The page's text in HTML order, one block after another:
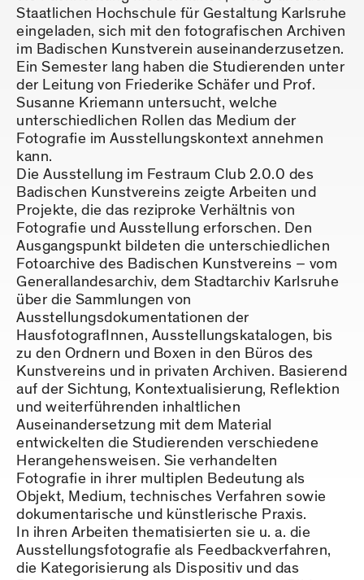
Staatlichen Hochschule für Gestaltung Karlsruhe
eingeladen, sich mit den fotografischen Archiven
im Badischen Kunstverein auseinanderzusetzen.
Ein Semester lang haben die Studierenden unter
der Leitung von Friederike Schäfer und Prof.
Susanne Kriemann untersucht, welche
unterschiedlichen Rollen das Medium der
Fotografie im Ausstellungskontext annehmen
kann.
Die Ausstellung im Festraum Club 2.0.0 des
Badischen Kunstvereins zeigte Arbeiten und
Projekte, die das reziproke Verhältnis von
Fotografie und Ausstellung erforschen. Den
Ausgangspunkt bildeten die unterschiedlichen
Fotoarchive des Badischen Kunstvereins – vom
Generallandesarchiv, dem Stadtarchiv Karlsruhe
über die Sammlungen von
Ausstellungsdokumentationen der
HausfotografInnen, Ausstellungskatalogen, bis
zu den Ordnern und Boxen in den Büros des
Kunstvereins und in privaten Archiven. Basierend
auf der Sichtung, Kontextualisierung, Reflektion
und weiterführenden inhaltlichen
Auseinandersetzung mit dem Material
entwickelten die Studierenden verschiedene
Herangehensweisen. Sie verhandelten
Fotografie in ihrer multiplen Bedeutung als
Objekt, Medium, technisches Verfahren sowie
dokumentarische und künstlerische Praxis.
In ihren Arbeiten thematisierten sie u. a. die
Ausstellungsfotografie als Feedbackverfahren,
die Kategorisierung als Dispositiv und das